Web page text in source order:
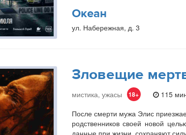
Океан
ул. Набережная, д. 3
Зловещие
мистика, ужасы 18+
115
После смерти мужа Элис
родственников своей новой
данные при жизни, сохраняют